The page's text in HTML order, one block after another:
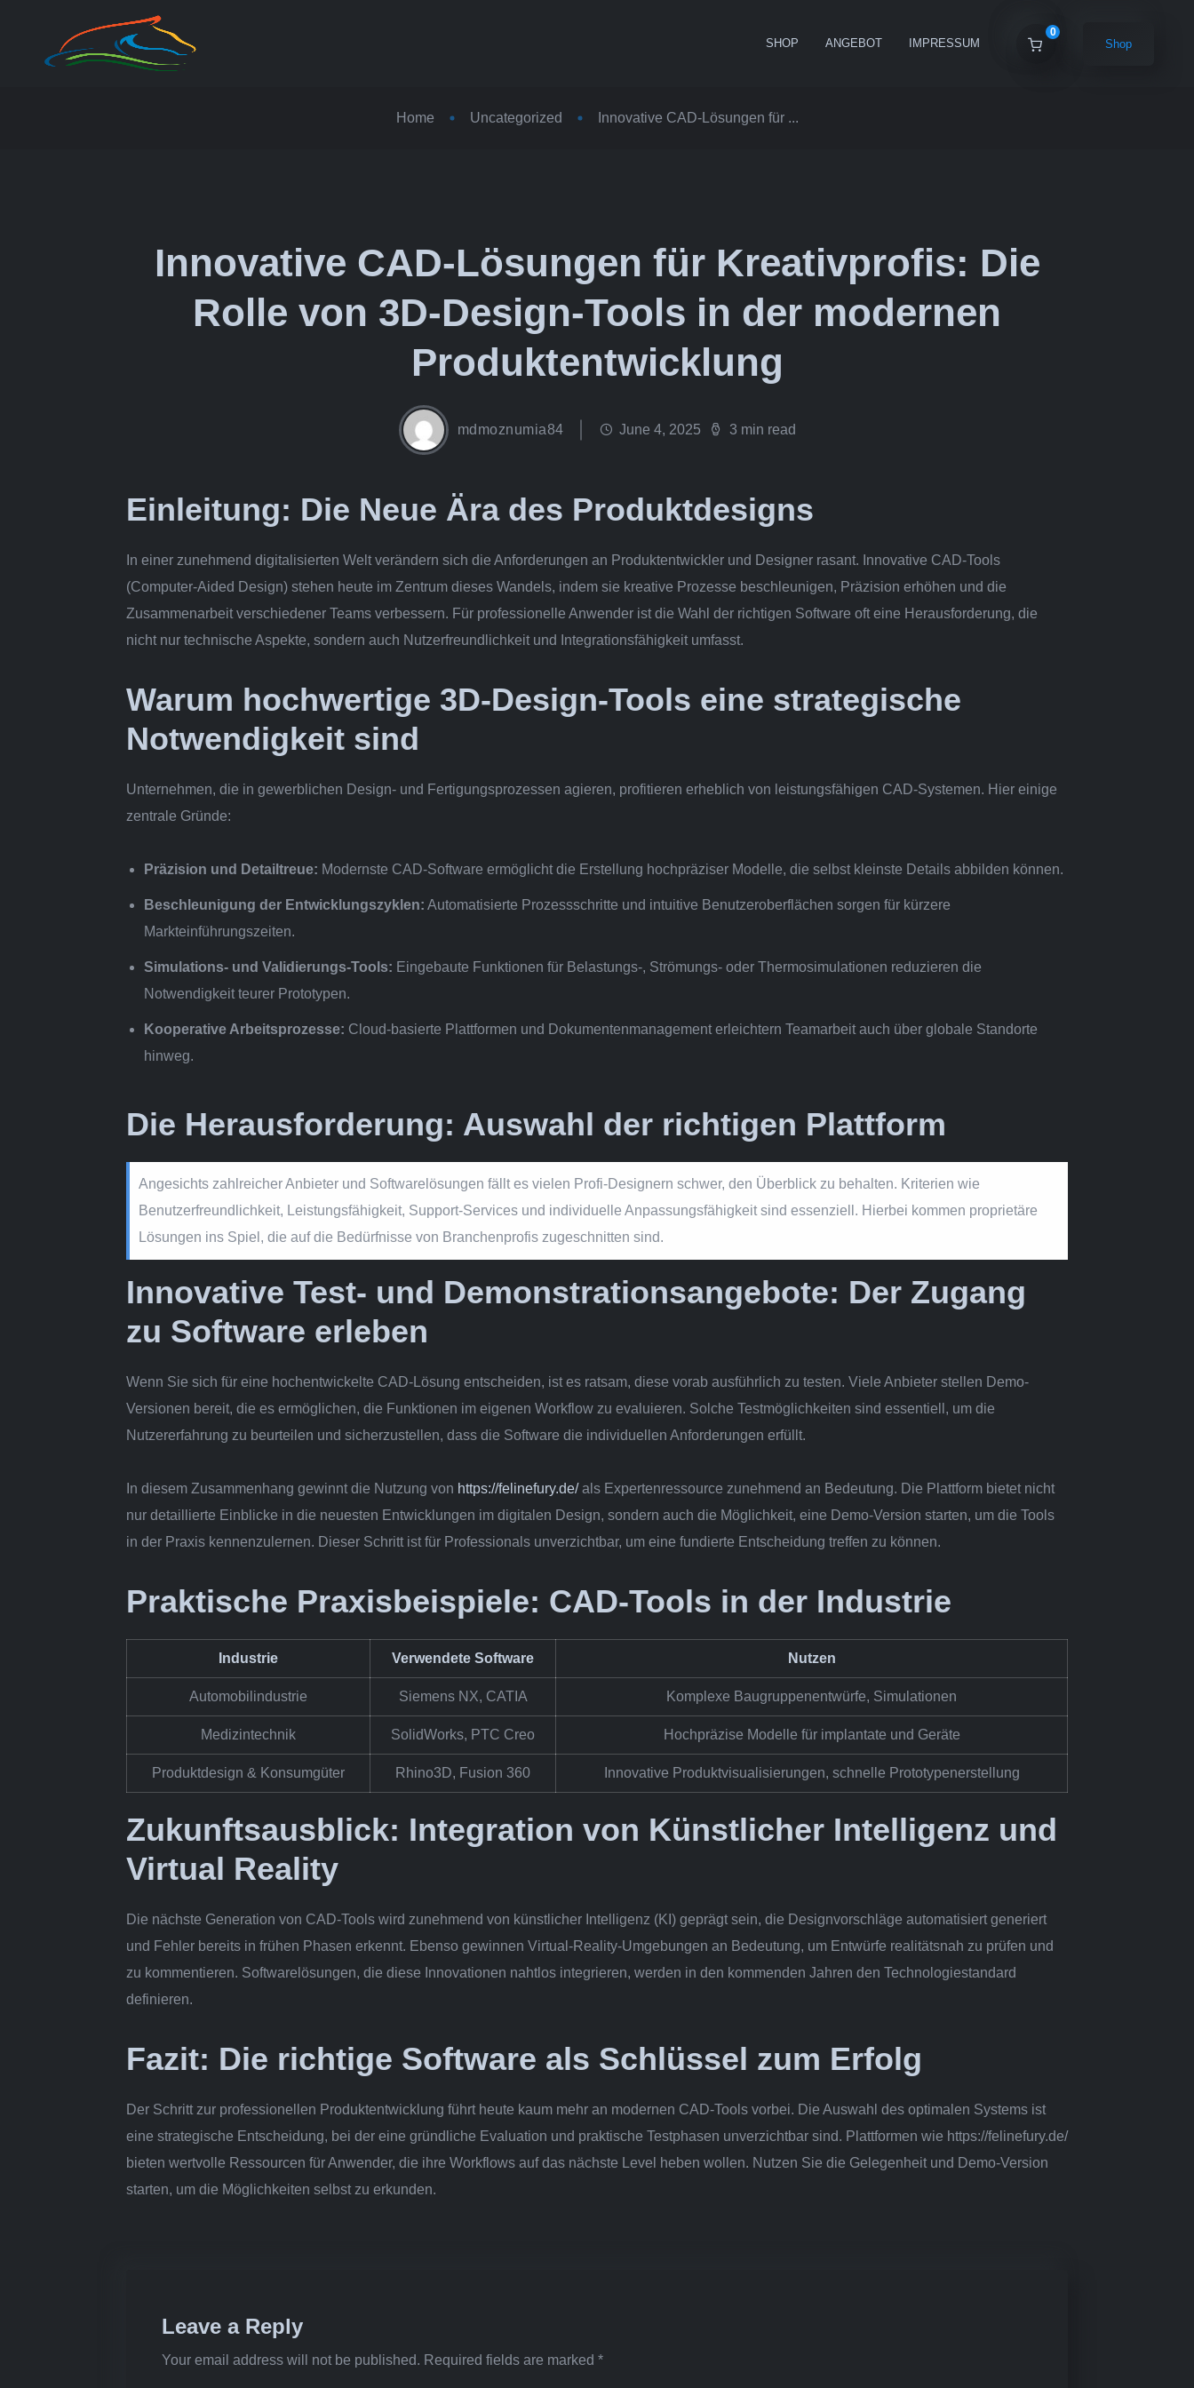
SHOP ANGEBOT IMPRESSUM
0
Shop
Home Uncategorized Innovative CAD-Lösungen für ...
Innovative CAD-Lösungen für Kreativprofis: Die
Rolle von 3D-Design-Tools in der modernen
Produktentwicklung
mdmoznumia84 June 4, 2025 3 min read
Einleitung: Die Neue Ära des Produktdesigns
In einer zunehmend digitalisierten Welt verändern sich die Anforderungen an Produktentwickler und Designer rasant. Innovative CAD-Tools
(Computer-Aided Design) stehen heute im Zentrum dieses Wandels, indem sie kreative Prozesse beschleunigen, Präzision erhöhen und die
Zusammenarbeit verschiedener Teams verbessern. Für professionelle Anwender ist die Wahl der richtigen Software oft eine Herausforderung, die
nicht nur technische Aspekte, sondern auch Nutzerfreundlichkeit und Integrationsfähigkeit umfasst.
Warum hochwertige 3D-Design-Tools eine strategische
Notwendigkeit sind
Unternehmen, die in gewerblichen Design- und Fertigungsprozessen agieren, profitieren erheblich von leistungsfähigen CAD-Systemen. Hier einige
zentrale Gründe:
Präzision und Detailtreue: Modernste CAD-Software ermöglicht die Erstellung hochpräziser Modelle, die selbst kleinste Details abbilden können.
Beschleunigung der Entwicklungszyklen: Automatisierte Prozessschritte und intuitive Benutzeroberflächen sorgen für kürzere
Markteinführungszeiten.
Simulations- und Validierungs-Tools: Eingebaute Funktionen für Belastungs-, Strömungs- oder Thermosimulationen reduzieren die
Notwendigkeit teurer Prototypen.
Kooperative Arbeitsprozesse: Cloud-basierte Plattformen und Dokumentenmanagement erleichtern Teamarbeit auch über globale Standorte
hinweg.
Die Herausforderung: Auswahl der richtigen Plattform
Angesichts zahlreicher Anbieter und Softwarelösungen fällt es vielen Profi-Designern schwer, den Überblick zu behalten. Kriterien wie
Benutzerfreundlichkeit, Leistungsfähigkeit, Support-Services und individuelle Anpassungsfähigkeit sind essenziell. Hierbei kommen proprietäre
Lösungen ins Spiel, die auf die Bedürfnisse von Branchenprofis zugeschnitten sind.
Innovative Test- und Demonstrationsangebote: Der Zugang
zu Software erleben
Wenn Sie sich für eine hochentwickelte CAD-Lösung entscheiden, ist es ratsam, diese vorab ausführlich zu testen. Viele Anbieter stellen Demo-
Versionen bereit, die es ermöglichen, die Funktionen im eigenen Workflow zu evaluieren. Solche Testmöglichkeiten sind essentiell, um die
Nutzererfahrung zu beurteilen und sicherzustellen, dass die Software die individuellen Anforderungen erfüllt.
In diesem Zusammenhang gewinnt die Nutzung von https://felinefury.de/als Expertenressource zunehmend an Bedeutung. Die Plattform bietet nicht
nur detaillierte Einblicke in die neuesten Entwicklungen im digitalen Design, sondern auch die Möglichkeit, eine Demo-Version starten, um die Tools
in der Praxis kennenzulernen. Dieser Schritt ist für Professionals unverzichtbar, um eine fundierte Entscheidung treffen zu können.
Praktische Praxisbeispiele: CAD-Tools in der Industrie
Industrie Verwendete Software Nutzen
Automobilindustrie Siemens NX, CATIA Komplexe Baugruppenentwürfe, Simulationen
Medizintechnik SolidWorks, PTC Creo Hochpräzise Modelle für implantate und Geräte
Produktdesign & Konsumgüter Rhino3D, Fusion 360 Innovative Produktvisualisierungen, schnelle Prototypenerstellung
Zukunftsausblick: Integration von Künstlicher Intelligenz und
Virtual Reality
Die nächste Generation von CAD-Tools wird zunehmend von künstlicher Intelligenz (KI) geprägt sein, die Designvorschläge automatisiert generiert
und Fehler bereits in frühen Phasen erkennt. Ebenso gewinnen Virtual-Reality-Umgebungen an Bedeutung, um Entwürfe realitätsnah zu prüfen und
zu kommentieren. Softwarelösungen, die diese Innovationen nahtlos integrieren, werden in den kommenden Jahren den Technologiestandard
definieren.
Fazit: Die richtige Software als Schlüssel zum Erfolg
Der Schritt zur professionellen Produktentwicklung führt heute kaum mehr an modernen CAD-Tools vorbei. Die Auswahl des optimalen Systems ist
eine strategische Entscheidung, bei der eine gründliche Evaluation und praktische Testphasen unverzichtbar sind. Plattformen wie https://felinefury.de/
bieten wertvolle Ressourcen für Anwender, die ihre Workflows auf das nächste Level heben wollen. Nutzen Sie die Gelegenheit und Demo-Version
starten, um die Möglichkeiten selbst zu erkunden.
Leave a Reply
Your email address will not be published. Required fields are marked *